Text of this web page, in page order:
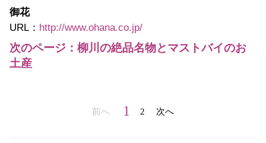
御花
URL： http://www.ohana.co.jp/
次のページ：柳川の絶品名物とマストバイのお
土産
前へ 1 2 次へ